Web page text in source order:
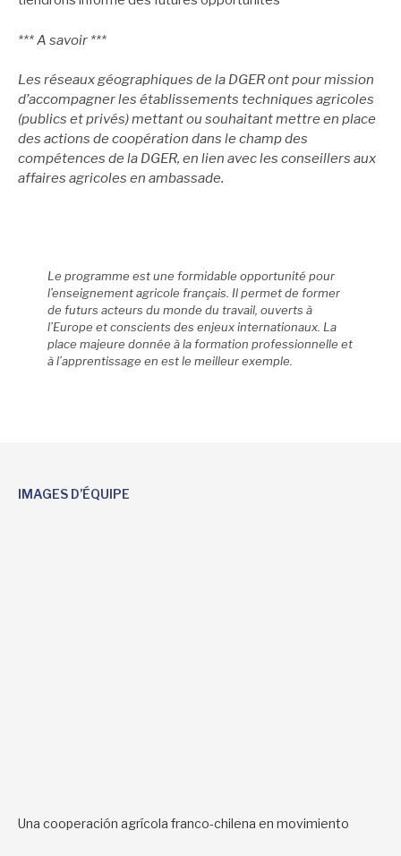
*** A savoir ***
Les réseaux géographiques de la DGER ont pour mission
d’accompagner les établissements techniques agricoles
(publics et privés) mettant ou souhaitant mettre en place
des actions de coopération dans le champ des
compétences de la DGER, en lien avec les conseillers aux
affaires agricoles en ambassade.
Le programme est une formidable opportunité pour
l’enseignement agricole français. Il permet de former
de futurs acteurs du monde du travail, ouverts à
l’Europe et conscients des enjeux internationaux. La
place majeure donnée à la formation professionnelle et
à l’apprentissage en est le meilleur exemple.
IMAGES D’ÉQUIPE
Una cooperación agrícola franco-chilena en movimiento